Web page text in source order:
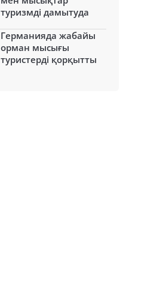
туризмді дамытуда
Германияда жабайы
орман мысығы
туристерді қорқытты